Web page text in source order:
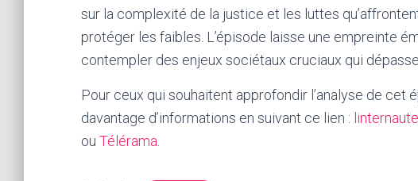
sur la complexité de la justice et les luttes
protéger les faibles. L’épisode laisse une empreinte
contempler des enjeux sociétaux cruciaux qui
Pour ceux qui souhaitent approfondir l’analyse de cet
davantage d’informations en suivant ce lien :
ou Télérama